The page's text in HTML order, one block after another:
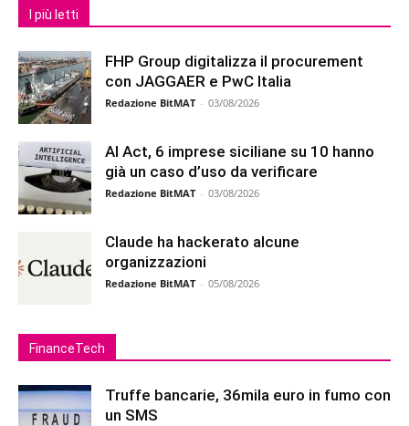
I più letti
FHP Group digitalizza il procurement
con JAGGAER e PwC Italia
Redazione BitMAT - 03/08/2026
AI Act, 6 imprese siciliane su 10 hanno
già un caso d’uso da verificare
Redazione BitMAT - 03/08/2026
Claude ha hackerato alcune
organizzazioni
Redazione BitMAT - 05/08/2026
FinanceTech
Truffe bancarie, 36mila euro in fumo con
un SMS